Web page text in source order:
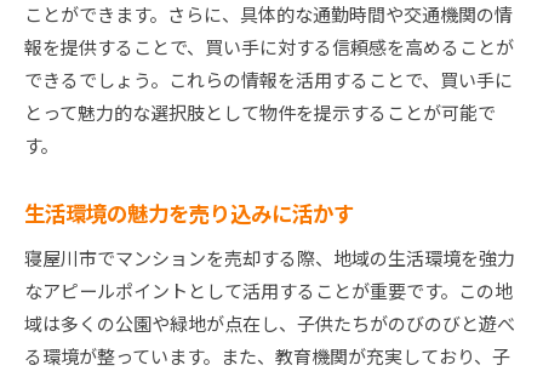
ことができます。さらに、具体的な通勤時間や交通機関の情
報を提供することで、買い手に対する信頼感を高めることが
できるでしょう。これらの情報を活用することで、買い手に
とって魅力的な選択肢として物件を提示することが可能で
す。
生活環境の魅力を売り込みに活かす
寝屋川市でマンションを売却する際、地域の生活環境を強力
なアピールポイントとして活用することが重要です。この地
域は多くの公園や緑地が点在し、子供たちがのびのびと遊べ
る環境が整っています。また、教育機関が充実しており、子